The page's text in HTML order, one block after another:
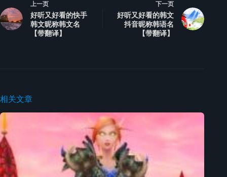
上一页
好听又好看的快手
韩文昵称韩文名
【带翻译】
下一页
好听又好看的韩文
抖音昵称韩语名
【带翻译】
相关文章